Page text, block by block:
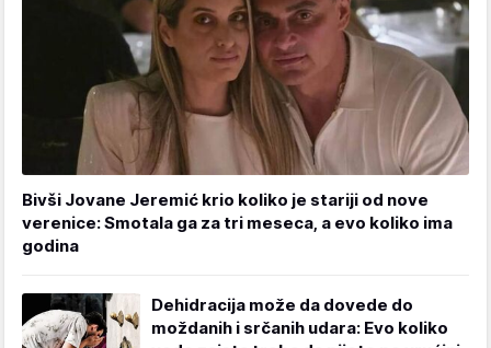
Bivši Jovane Jeremić krio koliko je stariji od nove
verenice: Smotala ga za tri meseca, a evo koliko ima
godina
Dehidracija može da dovede do
moždanih i srčanih udara: Evo koliko